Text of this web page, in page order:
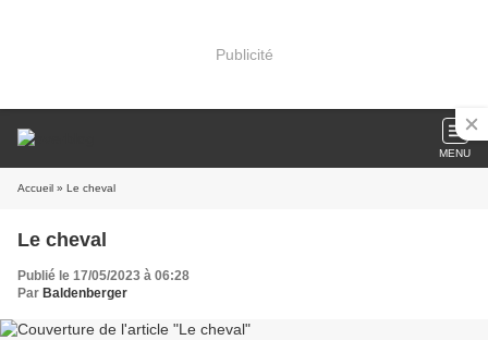
Publicité
MENU
Accueil » Le cheval
Le cheval
Publié le 17/05/2023 à 06:28
Par Baldenberger